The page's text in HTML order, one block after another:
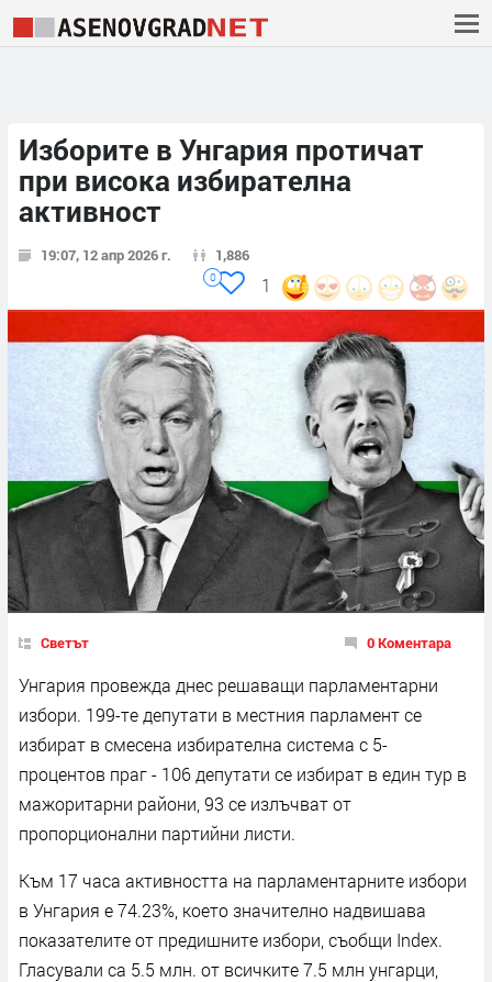
Изборите в Унгария протичат
при висока избирателна
активност
19:07, 12 апр 2026 г. 1,886
1
0
Светът 0 Коментара
Унгария провежда днес решаващи парламентарни
избори. 199-те депутати в местния парламент се
избират в смесена избирателна система с 5-
процентов праг - 106 депутати се избират в един тур в
мажоритарни райони, 93 се излъчват от
пропорционални партийни листи.
Към 17 часа активността на парламентарните избори
в Унгария е 74.23%, което значително надвишава
показателите от предишните избори, съобщи Index.
Гласували са 5.5 млн. от всичките 7.5 млн унгарци,